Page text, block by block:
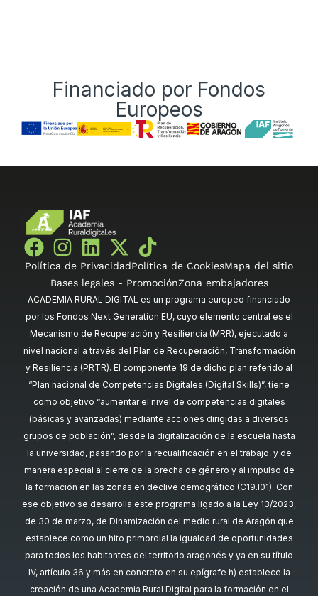
Financiado por Fondos
Europeos
Política de PrivacidadPolítica de CookiesMapa del sitio
Bases legales - PromociónZona embajadores
ACADEMIA RURAL DIGITAL es un programa europeo financiado
por los Fondos Next Generation EU, cuyo elemento central es el
Mecanismo de Recuperación y Resiliencia (MRR), ejecutado a
nivel nacional a través del Plan de Recuperación, Transformación
y Resiliencia (PRTR). El componente 19 de dicho plan referido al
“Plan nacional de Competencias Digitales (Digital Skills)”, tiene
como objetivo “aumentar el nivel de competencias digitales
(básicas y avanzadas) mediante acciones dirigidas a diversos
grupos de población”, desde la digitalización de la escuela hasta
la universidad, pasando por la recualificación en el trabajo, y de
manera especial al cierre de la brecha de género y al impulso de
la formación en las zonas en declive demográfico (C19.I01). Con
ese objetivo se desarrolla este programa ligado a la Ley 13/2023,
de 30 de marzo, de Dinamización del medio rural de Aragón que
establece como un hito primordial la igualdad de oportunidades
para todos los habitantes del territorio aragonés y ya en su título
IV, artículo 36 y más en concreto en su epígrafe h) establece la
creación de una Academia Rural Digital para la formación en el